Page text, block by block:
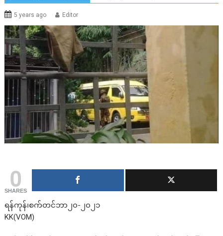
5 years ago Editor
0
SHARES
ရန်ကုန်၊စက်တင်ဘာ၂၀-၂၀၂၁
KK(VOM)